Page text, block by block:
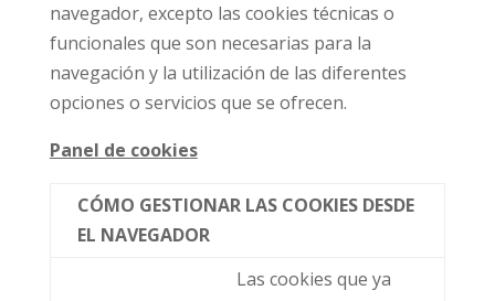
navegador, excepto las cookies técnicas o
funcionales que son necesarias para la
navegación y la utilización de las diferentes
opciones o servicios que se ofrecen.
Panel de cookies
CÓMO GESTIONAR LAS COOKIES DESDE
EL NAVEGADOR
Las cookies que ya